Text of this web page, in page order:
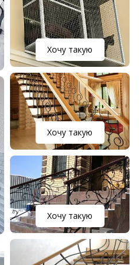
Хочу такую
Хочу такую
Хочу такую